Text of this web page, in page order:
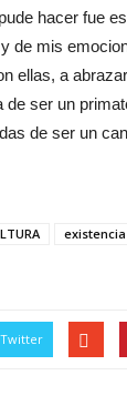
hacer fue
de mis
ellas, a
ser un
de ser un
existencia
Twitter